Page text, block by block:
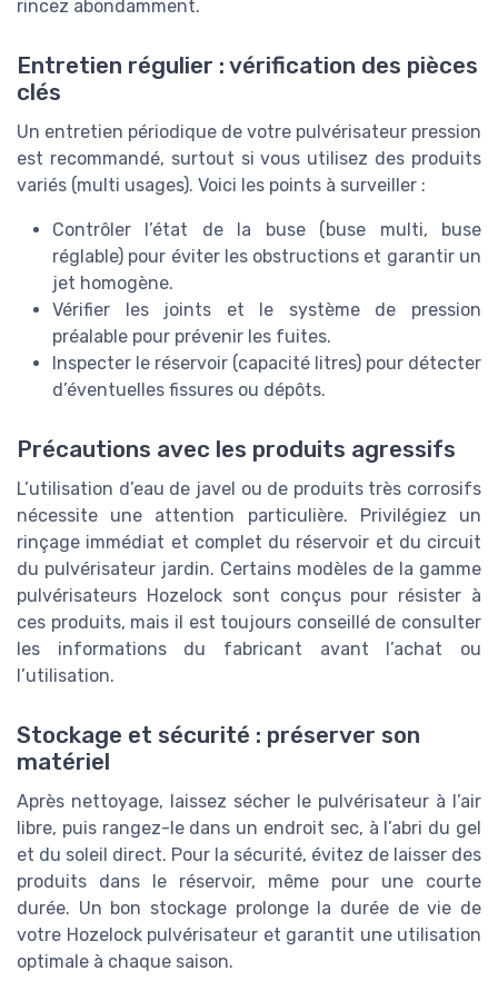
rincez abondamment.
Entretien régulier : vérification des pièces
clés
Un entretien périodique de votre pulvérisateur pression
est recommandé, surtout si vous utilisez des produits
variés (multi usages). Voici les points à surveiller :
Contrôler l’état de la buse (buse multi, buse
réglable) pour éviter les obstructions et garantir un
jet homogène.
Vérifier les joints et le système de pression
préalable pour prévenir les fuites.
Inspecter le réservoir (capacité litres) pour détecter
d’éventuelles fissures ou dépôts.
Précautions avec les produits agressifs
L’utilisation d’eau de javel ou de produits très corrosifs
nécessite une attention particulière. Privilégiez un
rinçage immédiat et complet du réservoir et du circuit
du pulvérisateur jardin. Certains modèles de la gamme
pulvérisateurs Hozelock sont conçus pour résister à
ces produits, mais il est toujours conseillé de consulter
les informations du fabricant avant l’achat ou
l’utilisation.
Stockage et sécurité : préserver son
matériel
Après nettoyage, laissez sécher le pulvérisateur à l’air
libre, puis rangez-le dans un endroit sec, à l’abri du gel
et du soleil direct. Pour la sécurité, évitez de laisser des
produits dans le réservoir, même pour une courte
durée. Un bon stockage prolonge la durée de vie de
votre Hozelock pulvérisateur et garantit une utilisation
optimale à chaque saison.